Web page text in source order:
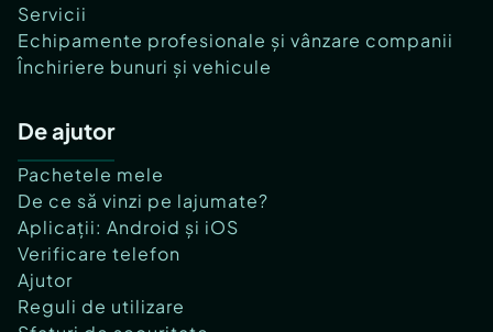
Servicii
Echipamente profesionale și vânzare companii
Închiriere bunuri și vehicule
De ajutor
Pachetele mele
De ce să vinzi pe lajumate?
Aplicații: Android și iOS
Verificare telefon
Ajutor
Reguli de utilizare